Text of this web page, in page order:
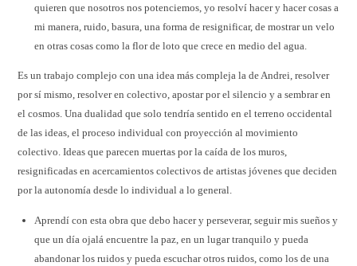
quieren que nosotros nos potenciemos, yo resolví hacer y hacer cosas a
mi manera, ruido, basura, una forma de resignificar, de mostrar un velo
en otras cosas como la flor de loto que crece en medio del agua.
Es un trabajo complejo con una idea más compleja la de Andrei, resolver
por sí mismo, resolver en colectivo, apostar por el silencio y a sembrar en
el cosmos. Una dualidad que solo tendría sentido en el terreno occidental
de las ideas, el proceso individual con proyección al movimiento
colectivo. Ideas que parecen muertas por la caída de los muros,
resignificadas en acercamientos colectivos de artistas jóvenes que deciden
por la autonomía desde lo individual a lo general.
Aprendí con esta obra que debo hacer y perseverar, seguir mis sueños y
que un día ojalá encuentre la paz, en un lugar tranquilo y pueda
abandonar los ruidos y pueda escuchar otros ruidos, como los de una